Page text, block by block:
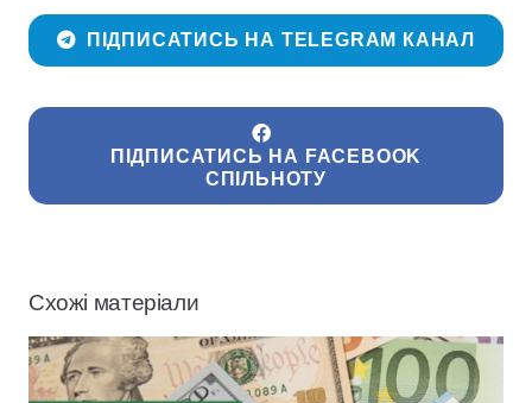
ПІДПИСАТИСЬ НА TELEGRAM КАНАЛ
ПІДПИСАТИСЬ НА FACEBOOK
СПІЛЬНОТУ
Схожі матеріали